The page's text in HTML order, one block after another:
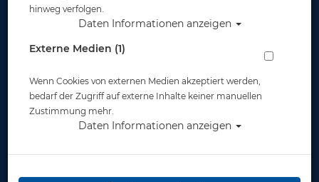
ScubaPro Devil - Tauchmaske
Artikelnr.: scu-24002100
hinweg verfolgen.
Daten Informationen anzeigen
Externe Medien (1)
Wenn Cookies von externen Medien akzeptiert werden,
bedarf der Zugriff auf externe Inhalte keiner manuellen
Zustimmung mehr.
Daten Informationen anzeigen